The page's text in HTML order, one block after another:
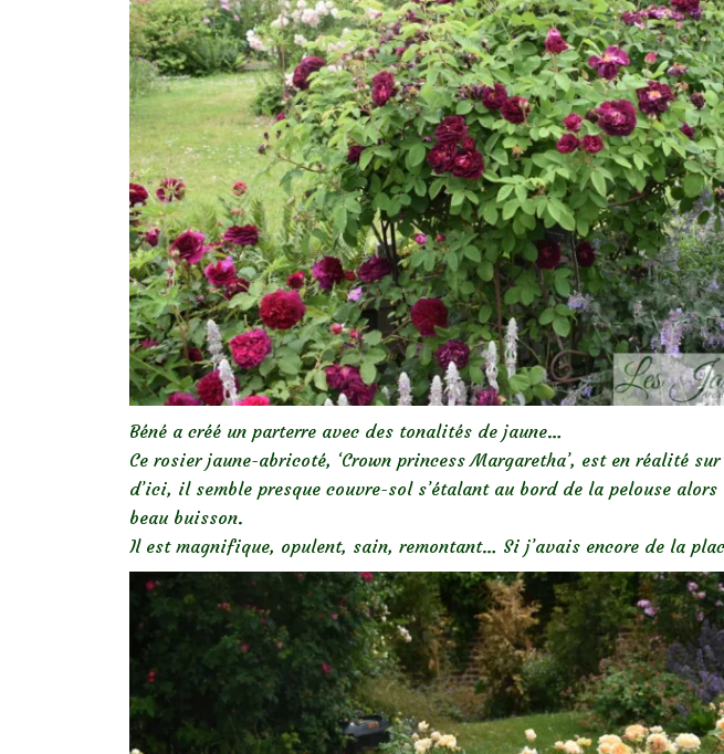
Béné a créé un parterre avec des tonalités de jaune…
Ce rosier jaune-abricoté, ‘Crown princess Margaretha’, est en réalité
d’ici, il semble presque couvre-sol s’étalant au bord de la pelouse alors
beau buisson.
Il est magnifique, opulent, sain, remontant… Si j’avais encore de la